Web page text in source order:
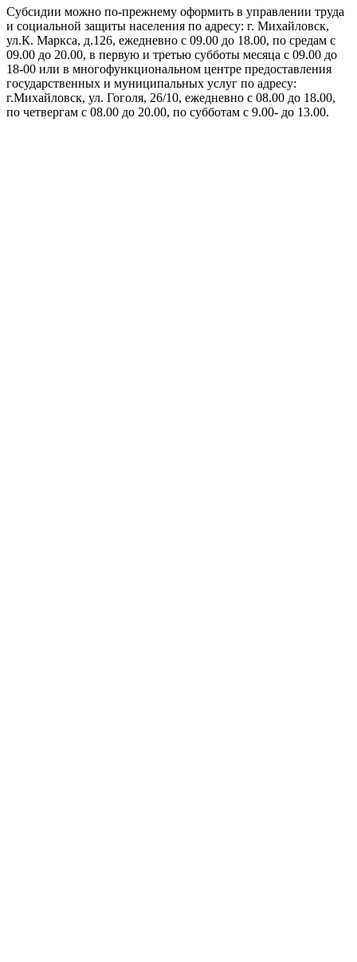
Субсидии можно по-прежнему оформить в управлении труда
и социальной защиты населения по адресу: г. Михайловск,
ул.К. Маркса, д.126, ежедневно с 09.00 до 18.00, по средам с
09.00 до 20.00, в первую и третью субботы месяца с 09.00 до
18-00 или в многофункциональном центре предоставления
государственных и муниципальных услуг по адресу:
г.Михайловск, ул. Гоголя, 26/10, ежедневно с 08.00 до 18.00,
по четвергам с 08.00 до 20.00, по субботам с 9.00- до 13.00.